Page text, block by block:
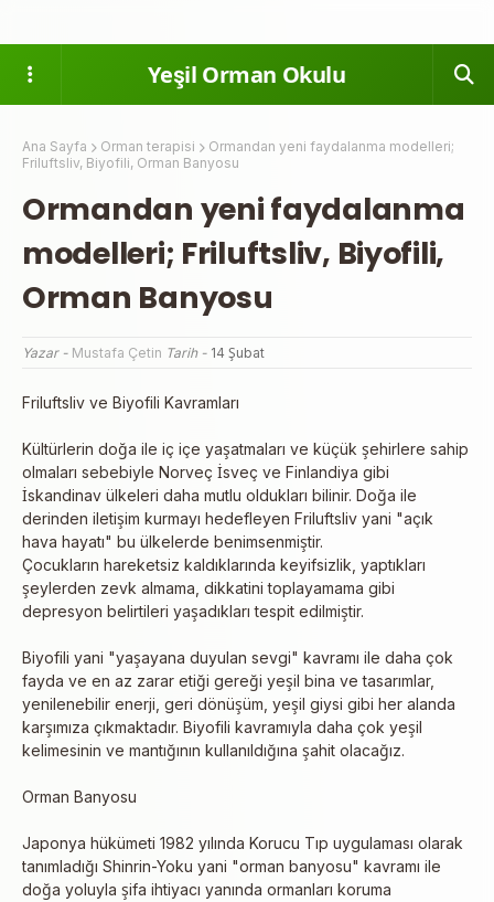
Yeşil Orman Okulu
Ana Sayfa Orman terapisi
Ormandan yeni faydalanma modelleri;
Friluftsliv, Biyofili, Orman Banyosu
Ormandan yeni faydalanma
modelleri; Friluftsliv, Biyofili,
Orman Banyosu
Yazar - Mustafa Çetin Tarih - 14 Şubat
Friluftsliv ve Biyofili Kavramları
Kültürlerin doğa ile iç içe yaşatmaları ve küçük şehirlere sahip
olmaları sebebiyle Norveç İsveç ve Finlandiya gibi
İskandinav ülkeleri daha mutlu oldukları bilinir. Doğa ile
derinden iletişim kurmayı hedefleyen Friluftsliv yani "açık
hava hayatı" bu ülkelerde benimsenmiştir.
Çocukların hareketsiz kaldıklarında keyifsizlik, yaptıkları
şeylerden zevk almama, dikkatini toplayamama gibi
depresyon belirtileri yaşadıkları tespit edilmiştir.
Biyofili yani "yaşayana duyulan sevgi" kavramı ile daha çok
fayda ve en az zarar etiği gereği yeşil bina ve tasarımlar,
yenilenebilir enerji, geri dönüşüm, yeşil giysi gibi her alanda
karşımıza çıkmaktadır. Biyofili kavramıyla daha çok yeşil
kelimesinin ve mantığının kullanıldığına şahit olacağız.
Orman Banyosu
Japonya hükümeti 1982 yılında Korucu Tıp uygulaması olarak
tanımladığı Shinrin-Yoku yani "orman banyosu" kavramı ile
doğa yoluyla şifa ihtiyacı yanında ormanları koruma